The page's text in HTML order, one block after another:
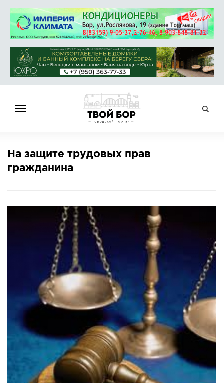
НОВОСТИ
СПРАВОЧНИК
АФИША
СПРАВКА
КАМЕРЫ
КОНКУРСЫ
СТАТЬИ
ГОЛОСОВАНИЯ
ПРЕДЛОЖИТЬ НОВОСТЬ
На защите трудовых прав
гражданина